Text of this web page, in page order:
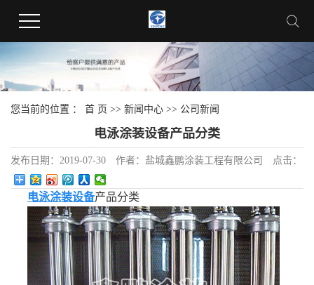
您当前的位置 ： 首 页 >> 新闻中心 >> 公司新闻
电泳涂装设备产品分类
发布日期： 2019-07-30 作者： 盐城鑫鹏涂装工程有限公司 点击：
电泳涂装设备产品分类